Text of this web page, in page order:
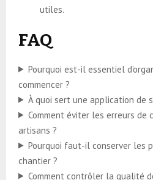
utiles.
FAQ
Pourquoi est-il essentiel
commencer ?
À quoi sert une application de
Comment éviter les erreurs de
artisans ?
Pourquoi faut-il conserver les
chantier ?
Comment contrôler la qualité